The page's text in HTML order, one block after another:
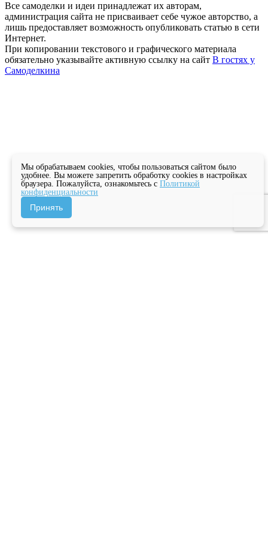
Все самоделки и идеи принадлежат их авторам,
администрация сайта не присваивает себе чужое авторство, а
лишь предоставляет возможность опубликовать статью в сети
Интернет.
При копировании текстового и графического материала
обязательно указывайте активную ссылку на сайт В гостях у
Самоделкина
Мы обрабатываем cookies, чтобы пользоваться сайтом было
удобнее. Вы можете запретить обработку cookies в настройках
браузера. Пожалуйста, ознакомьтесь с Политикой
конфиденциальности
Принять